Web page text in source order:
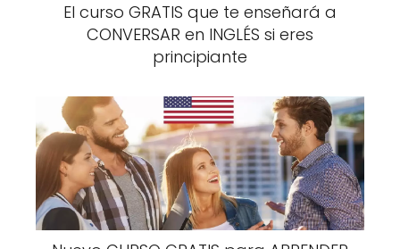
El curso GRATIS que te enseñará a
CONVERSAR en INGLÉS si eres
principiante